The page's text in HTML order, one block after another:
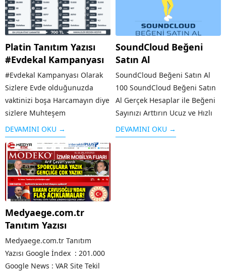
Platin Tanıtım Yazısı
#Evdekal Kampanyası
#Evdekal Kampanyası Olarak
Sizlere Evde olduğunuzda
vaktinizi boşa Harcamayın diye
sizlere Muhteşem
Kampanyalar Hazırladık Evde
Boş durmayın Web sitenizi
Artık Üst Sıralara Sizler
Taşıyınız. Bizler Sadece Sizlere
Aracı olalım En uygun Fiyat
Garantisi Vererek Tanıtım...
DEVAMINI OKU →
SoundCloud Beğeni
Satın Al
SoundCloud Beğeni Satın Al
100 SoundCloud Beğeni Satın
Al Gerçek Hesaplar ile Beğeni
Sayınızı Arttırın Ucuz ve Hızlı
Teslimat Kesinlikle Şifre
İstemiyoruz Güvenilir Ödeme
DEVAMINI OKU →
Medyaege.com.tr
Tanıtım Yazısı
Medyaege.com.tr Tanıtım
Yazısı Google İndex : 201.000
Google News : VAR Site Tekil